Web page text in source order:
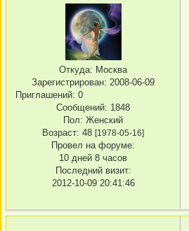
Откуда: Москва
Зарегистрирован: 2008-06-09
Приглашений: 0
Сообщений: 1848
Пол: Женский
Возраст: 48 [1978-05-16]
Провел на форуме:
10 дней 8 часов
Последний визит:
2012-10-09 20:41:46